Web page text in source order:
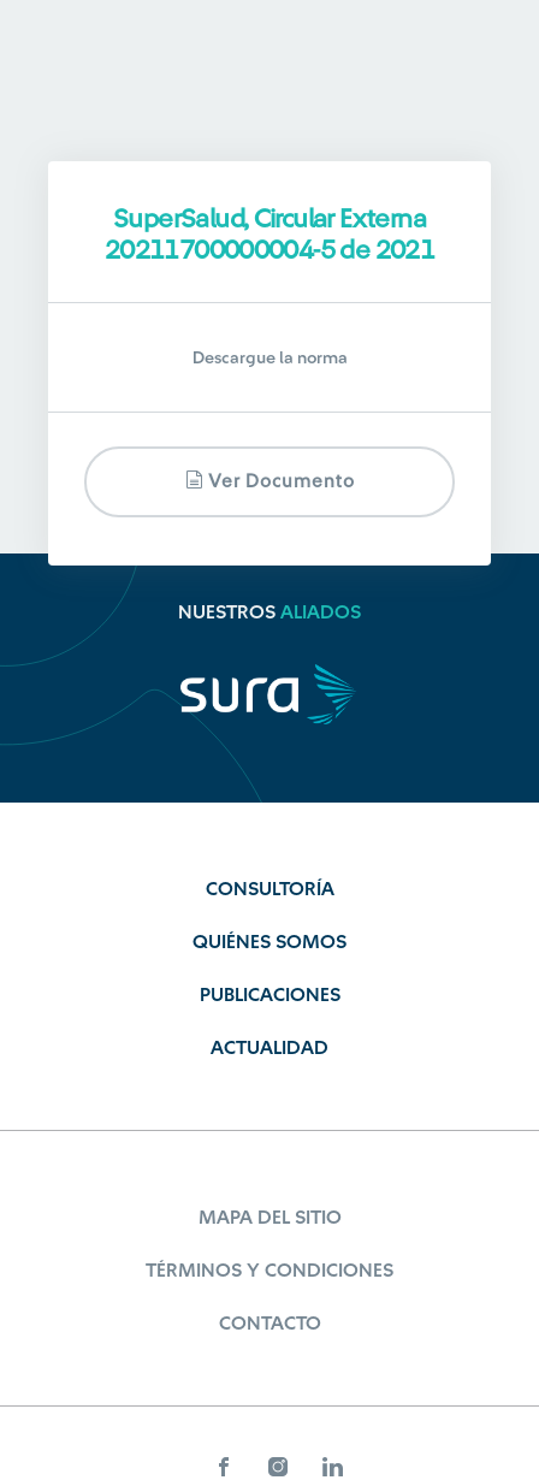
SuperSalud, Circular Externa
20211700000004-5 de 2021
Descargue la norma
Ver Documento
NUESTROS ALIADOS
CONSULTORÍA
QUIÉNES SOMOS
PUBLICACIONES
ACTUALIDAD
MAPA DEL SITIO
TÉRMINOS Y CONDICIONES
CONTACTO